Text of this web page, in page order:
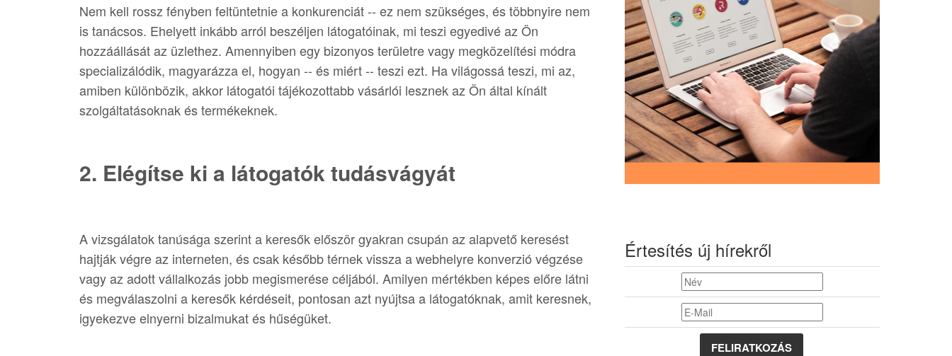
Nem kell rossz fényben feltüntetnie a konkurenciát -- ez nem szükséges, és többnyire nem
is tanácsos. Ehelyett inkább arról beszéljen látogatóinak, mi teszi egyedivé az Ön
hozzáállását az üzlethez. Amennyiben egy bizonyos területre vagy megközelítési módra
specializálódik, magyarázza el, hogyan -- és miért -- teszi ezt. Ha világossá teszi, mi az,
amiben különbözik, akkor látogatói tájékozottabb vásárlói lesznek az Ön által kínált
szolgáltatásoknak és termékeknek.
2. Elégítse ki a látogatók tudásvágyát
A vizsgálatok tanúsága szerint a keresők először gyakran csupán az alapvető keresést
hajtják végre az interneten, és csak később térnek vissza a webhelyre konverzió végzése
vagy az adott vállalkozás jobb megismerése céljából. Amilyen mértékben képes előre látni
és megválaszolni a keresők kérdéseit, pontosan azt nyújtsa a látogatóknak, amit keresnek,
igyekezve elnyerni bizalmukat és hűségüket.
Értesítés új hírekről
FELIRATKOZÁS